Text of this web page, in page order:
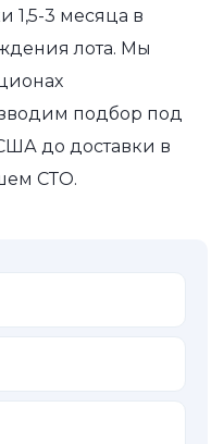
1,5-3 месяца в
лота. Мы
подбор под
до доставки в
СТО.